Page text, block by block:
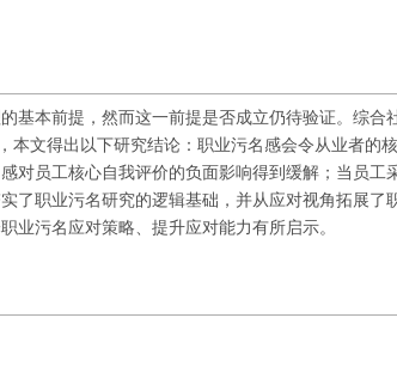
基本前提，然而这一前提是否成立仍待验证。综合
文得出以下研究结论：职业污名感会令从业者的
对员工核心自我评价的负面影响得到缓解；当员工
了职业污名研究的逻辑基础，并从应对视角拓展了
业污名应对策略、提升应对能力有所启示。